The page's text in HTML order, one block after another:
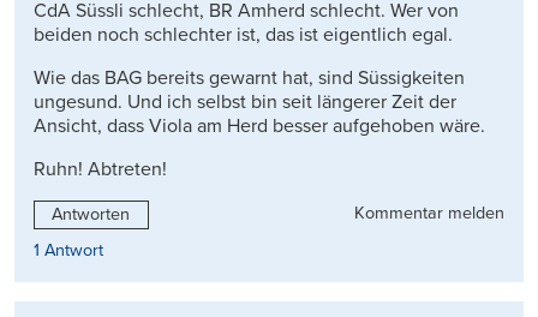
CdA Süssli schlecht, BR Amherd schlecht. Wer von
beiden noch schlechter ist, das ist eigentlich egal.
Wie das BAG bereits gewarnt hat, sind Süssigkeiten
ungesund. Und ich selbst bin seit längerer Zeit der
Ansicht, dass Viola am Herd besser aufgehoben wäre.
Ruhn! Abtreten!
Antworten
Kommentar melden
1 Antwort